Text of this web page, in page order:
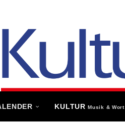
KULTURMusik & Wort